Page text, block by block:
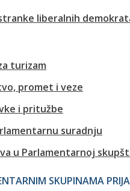
liberalnih
turizam
promet i veze
i pritužbe
suradnju
u Parlamentarnoj
SKUPINAMA